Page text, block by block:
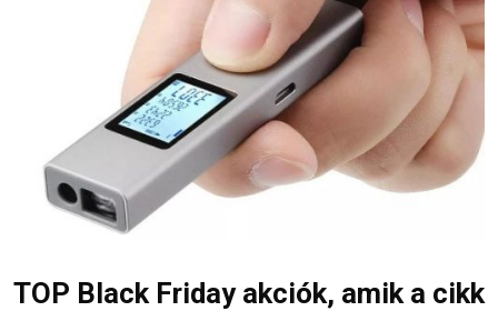
TOP Black Friday akciók, amik a cikk